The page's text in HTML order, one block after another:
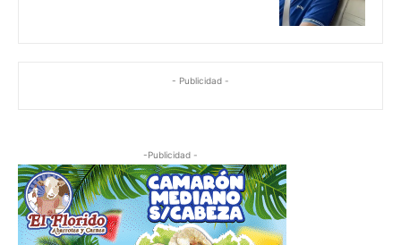
- Publicidad -
-Publicidad -